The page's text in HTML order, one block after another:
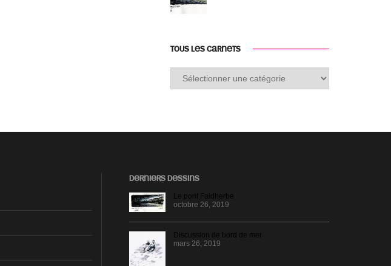
TOUS LES CARNETS
Tous
les
DERNIERS DESSINS
Le pont Faidherbe
octobre 26, 2019
Discussion de bord de mer
mars 26, 2019